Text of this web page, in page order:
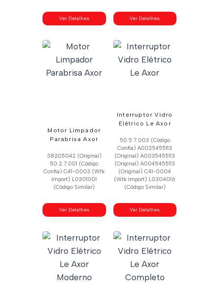
Ver Detalhes Ver Detalhes
Motor Limpador
Parabrisa Axor
38205042 (Original)
50.2.7.001 (Código
Confia) C41-0003 (Wtk
Import) L0301001
(Código Similar)
Ver Detalhes
Interruptor Vidro
Elétrico Le Axor
50.5.7.003 (Código
Confia) A0025455113
(Original) A0035455113
(Original) A0045455113
(Original) C41-0004
(Wtk Import) L0304016
(Código Similar)
Ver Detalhes